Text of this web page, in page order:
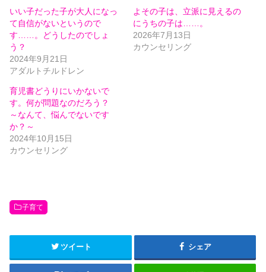
て
T
w
i
t
r
で
共
有
新
し
い
ウ
ィ
ン
ド
ウ
で
開
o
k
で
共
有
は
ク
ッ
ク
し
て
く
さ
い
ま
)
いい子だった子が大人になっ
て自信がないというので
す……。どうしたのでしょ
う？
2024年9月21日
アダルトチルドレン
よその子は、立派に見えるの
にうちの子は……。
2026年7月13日
カウンセリング
育児書どうりにいかないで
す。何が問題なのだろう？
～なんて、悩んでないです
か？～
2024年10月15日
カウンセリング
子育て
ツイート シェア